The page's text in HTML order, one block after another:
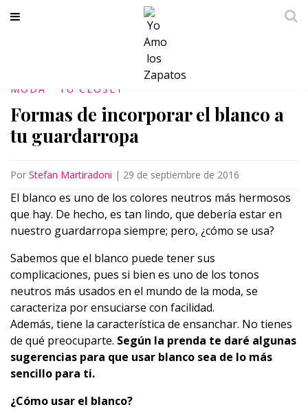
MODA TU CLÓSET
Formas de incorporar el blanco a
tu guardarropa
Por Stefan Martiradoni | 29 de septiembre de 2016
El blanco es uno de los colores neutros más hermosos
que hay. De hecho, es tan lindo, que debería estar en
nuestro guardarropa siempre; pero, ¿cómo se usa?
Sabemos que el blanco puede tener sus
complicaciones, pues si bien es uno de los tonos
neutros más usados en el mundo de la moda, se
caracteriza por ensuciarse con facilidad.
Además, tiene la característica de ensanchar. No tienes
de qué preocuparte. Según la prenda te daré algunas
sugerencias para que usar blanco sea de lo más
sencillo para ti.
¿Cómo usar el blanco?